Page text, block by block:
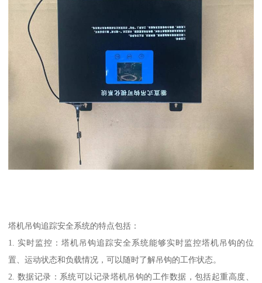
塔机吊钩追踪安全系统的特点包括：
1. 实时监控：塔机吊钩追踪安全系统能够实时监控塔机吊钩的位
置、运动状态和负载情况，可以随时了解吊钩的工作状态。
2. 数据记录：系统可以记录塔机吊钩的工作数据，包括起重高度、